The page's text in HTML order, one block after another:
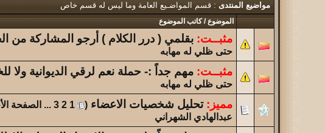
الموضوع
تحدي بين المشرفين والأعضاء...
لحـيفـة أعز الأوطـان ... فلم قصير يفوق الوصف اهديكم اياه
الموضوع
نواجه أزمة فكرية
مواضيع المنتدى : قسم المواضـيع العامة وما ليس له قسم خاص
الموضوع/كاتب الموضوع
مثبــت: بقلمي ( درر الكلام ) أرجو المشاركة من
حتى ظلي له مهابه
مثبــت: مهم جداً :- حملة نعم لرقي الديوانية ولا
حتى ظلي له مهابه
مميز:تحليل شخصيات الاعضاء ‏
(
1
2
3
... الصفحة
عبدالهادي الشهراني